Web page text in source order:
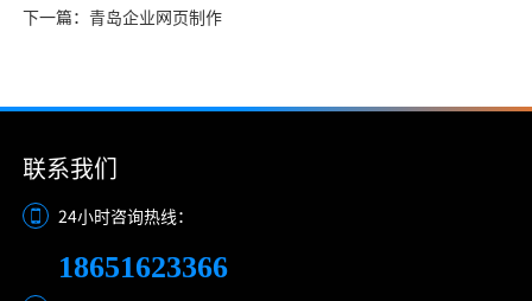
下一篇：青岛企业网页制作
联系我们
24小时咨询热线：
18651623366